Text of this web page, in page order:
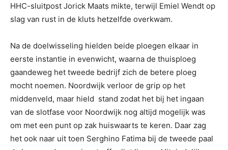
HHC-sluitpost Jorick Maats mikte, terwijl Emiel Wendt op
slag van rust in de kluts hetzelfde overkwam.
Na de doelwisseling hielden beide ploegen elkaar in
eerste instantie in evenwicht, waarna de thuisploeg
gaandeweg het tweede bedrijf zich de betere ploeg
mocht noemen. Noordwijk verloor de grip op het
middenveld, maar hield stand zodat het bij het ingaan
van de slotfase voor Noordwijk nog altijd mogelijk was
om met een punt op zak huiswaarts te keren. Daar zag
het ook naar uit toen Serghino Fatima bij de tweede paal